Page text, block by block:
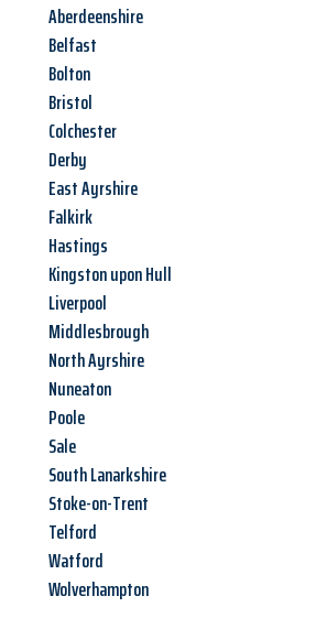
Aberdeenshire
Belfast
Bolton
Bristol
Colchester
Derby
East Ayrshire
Falkirk
Hastings
Kingston upon Hull
Liverpool
Middlesbrough
North Ayrshire
Nuneaton
Poole
Sale
South Lanarkshire
Stoke-on-Trent
Telford
Watford
Wolverhampton